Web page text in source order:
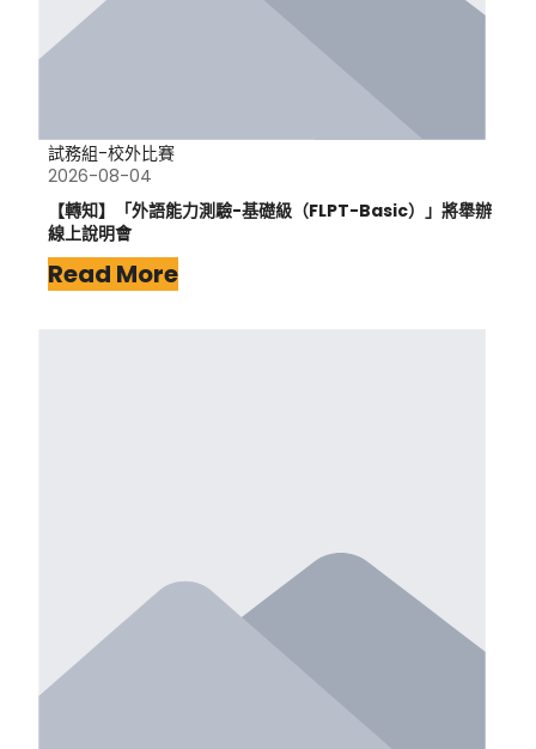
試務組-校外比賽
2026-08-04
【轉知】「外語能力測驗-基礎級（FLPT-Basic）」將舉辦
線上說明會
Read More